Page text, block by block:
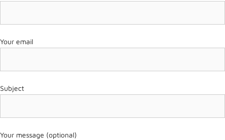
Your email
Subject
Your message (optional)